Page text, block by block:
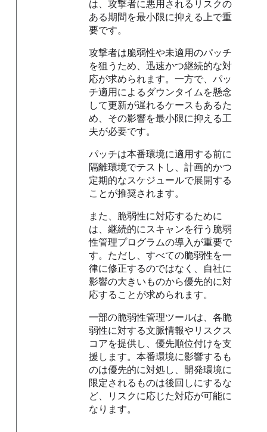
は、攻撃者に悪用されるリスクの
ある期間を最小限に抑える上で重
要です。
攻撃者は脆弱性や未適用のパッチ
を狙うため、迅速かつ継続的な対
応が求められます。一方で、パッ
チ適用によるダウンタイムを懸念
して更新が遅れるケースもあるた
め、その影響を最小限に抑える工
夫が必要です。
パッチは本番環境に適用する前に
隔離環境でテストし、計画的かつ
定期的なスケジュールで展開する
ことが推奨されます。
また、脆弱性に対応するために
は、継続的にスキャンを行う脆弱
性管理プログラムの導入が重要で
す。ただし、すべての脆弱性を一
律に修正するのではなく、自社に
影響の大きいものから優先的に対
応することが求められます。
一部の脆弱性管理ツールは、各脆
弱性に対する文脈情報やリスクス
コアを提供し、優先順位付けを支
援します。本番環境に影響するも
のは優先的に対処し、開発環境に
限定されるものは後回しにするな
ど、リスクに応じた対応が可能に
なります。